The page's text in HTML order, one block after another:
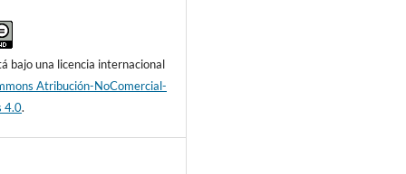
bajo una licencia internacional
Atribución-NoComercial-
4.0.